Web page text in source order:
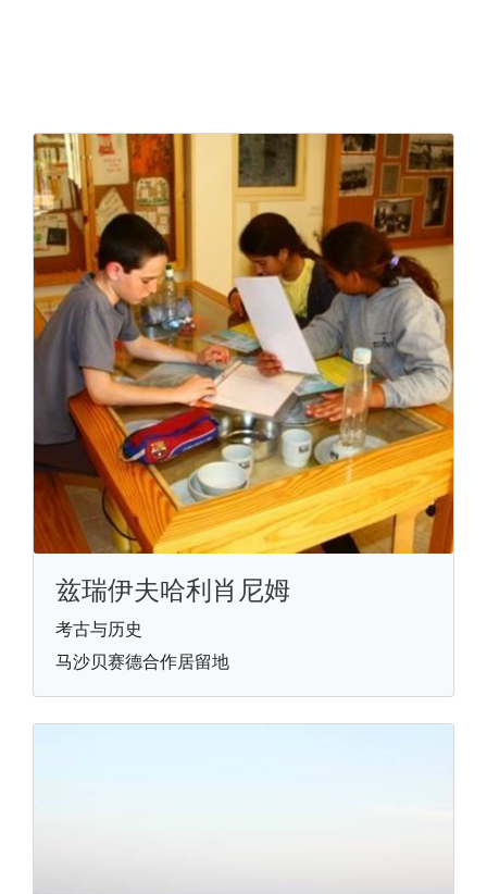
兹瑞伊夫哈利肖尼姆
考古与历史
马沙贝赛德合作居留地